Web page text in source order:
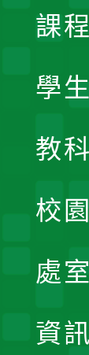
課
學
教
校
處
資